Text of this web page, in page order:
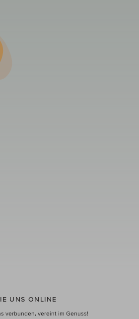
UNS ONLINE
verbunden, vereint im Genuss!